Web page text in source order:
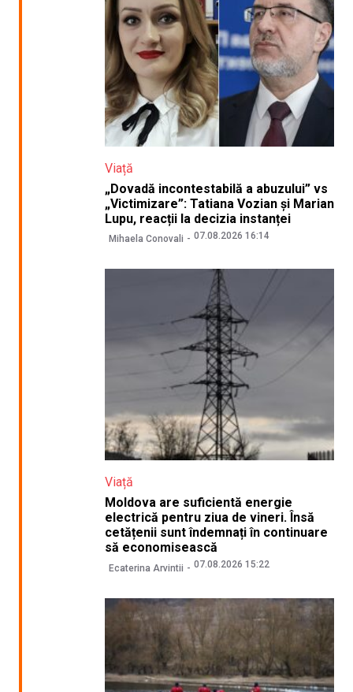
Viață
„Dovadă incontestabilă a abuzului” vs
„Victimizare”: Tatiana Vozian și Marian
Lupu, reacții la decizia instanței
Mihaela Conovali 07.08.2026 16:14
Viață
Moldova are suficientă energie
electrică pentru ziua de vineri. Însă
cetățenii sunt îndemnați în continuare
să economisească
Ecaterina Arvintii 07.08.2026 15:22